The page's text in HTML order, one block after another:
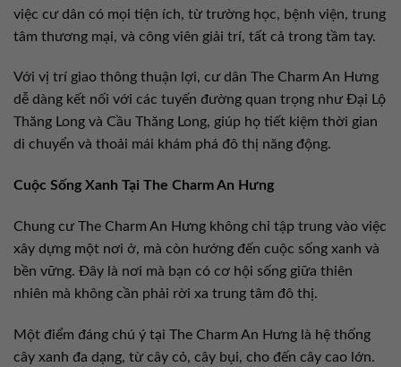
việc cư dân có mọi tiện ích, từ trường học, bệnh viện, trung
tâm thương mại, và công viên giải trí, tất cả trong tầm tay.
Với vị trí giao thông thuận lợi, cư dân The Charm An Hưng
dễ dàng kết nối với các tuyến đường quan trọng như Đại Lộ
Thăng Long và Cầu Thăng Long, giúp họ tiết kiệm thời gian
di chuyển và thoải mái khám phá đô thị năng động.
Cuộc Sống Xanh Tại The Charm An Hưng
Chung cư The Charm An Hưng không chỉ tập trung vào việc
xây dựng một nơi ở, mà còn hướng đến cuộc sống xanh và
bền vững. Đây là nơi mà bạn có cơ hội sống giữa thiên
nhiên mà không cần phải rời xa trung tâm đô thị.
Một điểm đáng chú ý tại The Charm An Hưng là hệ thống
cây xanh đa dạng, từ cây cỏ, cây bụi, cho đến cây cao lớn.